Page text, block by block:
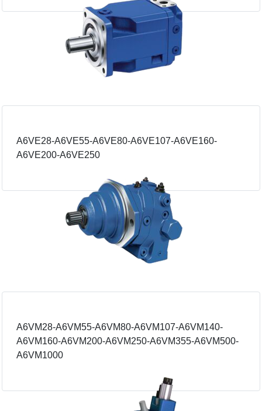
A6VE28-A6VE55-A6VE80-A6VE107-A6VE160-
A6VE200-A6VE250
A6VM28-A6VM55-A6VM80-A6VM107-A6VM140-
A6VM160-A6VM200-A6VM250-A6VM355-A6VM500-
A6VM1000